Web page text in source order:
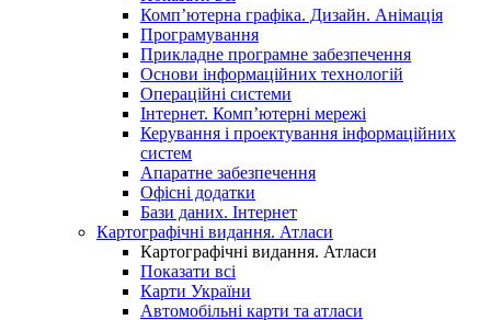
Комп’ютерна графіка. Дизайн. Анімація
Програмування
Прикладне програмне забезпечення
Основи інформаційних технологій
Операційні системи
Інтернет. Комп’ютерні мережі
Керування і проектування інформаційних
систем
Апаратне забезпечення
Офісні додатки
Бази даних. Інтернет
Картографічні видання. Атласи
Картографічні видання. Атласи
Показати всі
Карти України
Автомобільні карти та атласи